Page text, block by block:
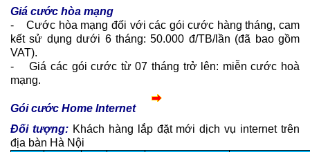
Giá cước hòa mạng
- Cước hòa mạng đối với các gói cước hàng tháng, cam
kết sử dụng dưới 6 tháng: 50.000 đ/TB/lần (đã bao gồm
VAT).
- Giá các gói cước từ 07 tháng trở lên: miễn cước hoà
mạng.
Gói cước Home Internet
Đối tượng: Khách hàng lắp đặt mới dịch vụ internet trên
địa bàn Hà Nội